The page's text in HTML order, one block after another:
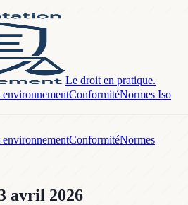
Le droit en pratique.
ConformitéNormes Iso
ConformitéNormes
avril 2026